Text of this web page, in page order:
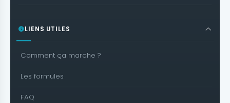
LIENS UTILES
Comment ça marche ?
Les formules
FAQ